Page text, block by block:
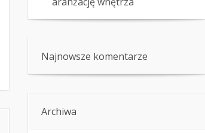
Najnowsze komentarze
Archiwa